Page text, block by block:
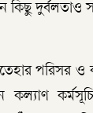
কিছু দুর্বলতাও
পরিসর ও
কল্যাণ